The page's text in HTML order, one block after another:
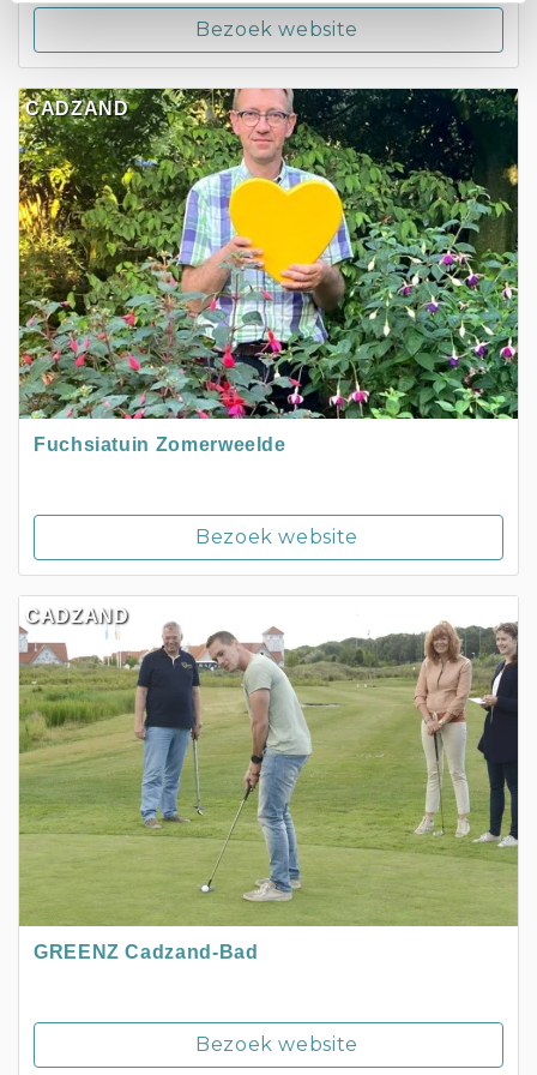
Bezoek website
CADZAND
Fuchsiatuin Zomerweelde
Bezoek website
CADZAND
GREENZ Cadzand-Bad
Bezoek website